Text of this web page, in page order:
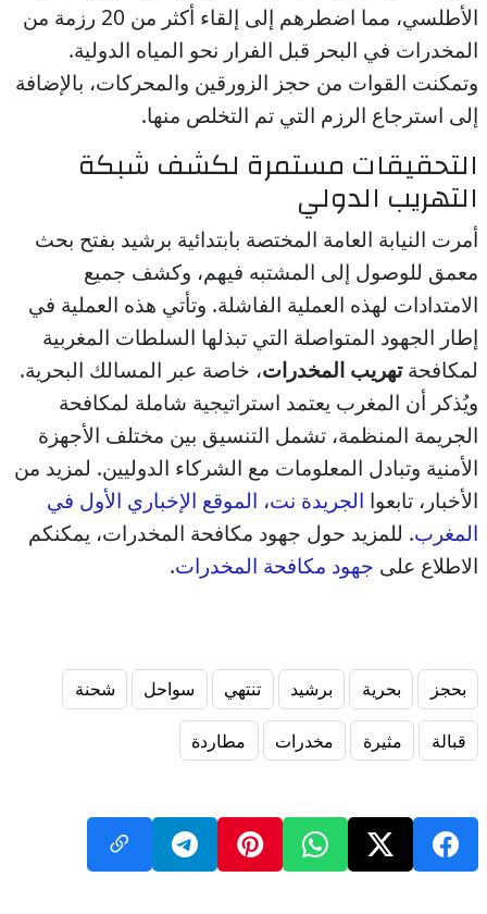
الأطلسي، مما اضطرهم إلى إلقاء أكثر من 20 رزمة من
المخدرات في البحر قبل الفرار نحو المياه الدولية.
وتمكنت القوات من حجز الزورقين والمحركات، بالإضافة
إلى استرجاع الرزم التي تم التخلص منها.
التحقيقات مستمرة لكشف شبكة
التهريب الدولي
أمرت النيابة العامة المختصة بابتدائية برشيد بفتح بحث
معمق للوصول إلى المشتبه فيهم، وكشف جميع
الامتدادات لهذه العملية الفاشلة. وتأتي هذه العملية في
إطار الجهود المتواصلة التي تبذلها السلطات المغربية
لمكافحةتهريب المخدرات، خاصة عبر المسالك البحرية.
ويُذكر أن المغرب يعتمد استراتيجية شاملة لمكافحة
الجريمة المنظمة، تشمل التنسيق بين مختلف الأجهزة
الأمنية وتبادل المعلومات مع الشركاء الدوليين. لمزيد من
الأخبار، تابعوا الجريدة نت، الموقع الإخباري الأول في
المغرب. للمزيد حول جهود مكافحة المخدرات، يمكنكم
الاطلاع على جهود مكافحة المخدرات.
بحجز بحرية برشيد تنتهي سواحل شحنة
قبالة مثيرة مخدرات مطاردة